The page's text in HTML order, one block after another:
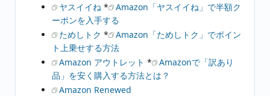
ヤスイイね *
Amazon「ヤスイイね」で半額ク
ーポンを入手する
ためしトク *
Amazon「ためしトク」でポイン
ト上乗せする方法
Amazon アウトレット *
Amazonで「訳あり
品」を安く購入する方法とは？
Amazon Renewed